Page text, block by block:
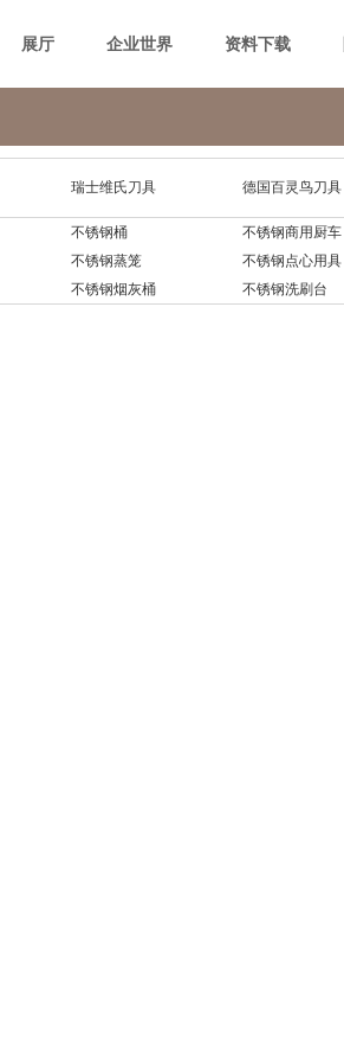
展厅 企业世界 资料下载
瑞士维氏刀具 德国百灵鸟刀具
不锈钢桶 不锈钢商用厨车
不锈钢蒸笼 不锈钢点心用具
不锈钢烟灰桶 不锈钢洗刷台